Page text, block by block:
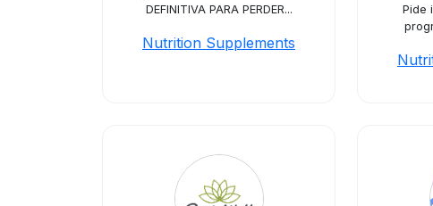
DEFINITIVA PARA PERDER...
Nutrition Supplements
Pide